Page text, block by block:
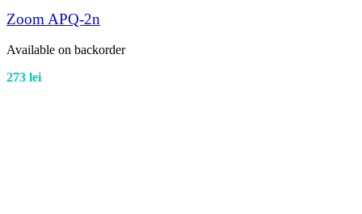
Zoom APQ-2n
Available on backorder
273 lei